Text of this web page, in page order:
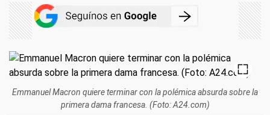
Emmanuel Macron quiere terminar con la polémica absurda sobre la
primera dama francesa. (Foto: A24.com)